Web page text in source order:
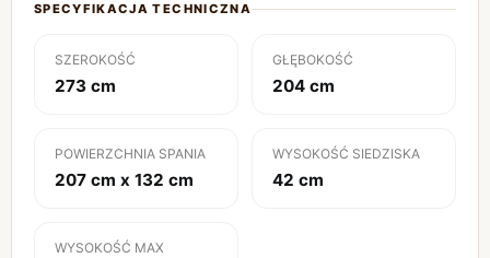
SPECYFIKACJA TECHNICZNA
SZEROKOŚĆ
273 cm
GŁĘBOKOŚĆ
204 cm
POWIERZCHNIA SPANIA
207 cm x 132 cm
WYSOKOŚĆ SIEDZISKA
42 cm
WYSOKOŚĆ MAX